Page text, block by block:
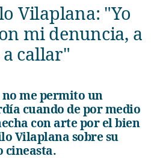
Vilaplana: "Yo
mi denuncia, a
callar"
cuando de por medio
con arte por el bien
Vilaplana sobre su
cineasta.